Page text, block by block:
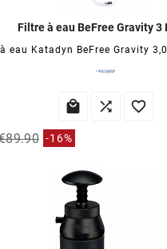
Filtre à eau BeFree Gravity 3
eau Katadyn BeFree Gravity
  
-16%